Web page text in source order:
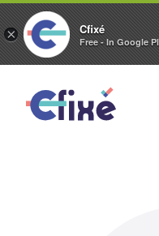
× Cfixé
Free - In Google